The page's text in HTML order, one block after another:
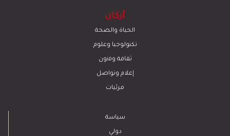
أركان
الحياة والصحة
تكنولوجيا وعلوم
ﺛﻘﺎﻓﺔ وﻓﻧون
إعلام وتواصل
مرئيات
سياسة
دولي